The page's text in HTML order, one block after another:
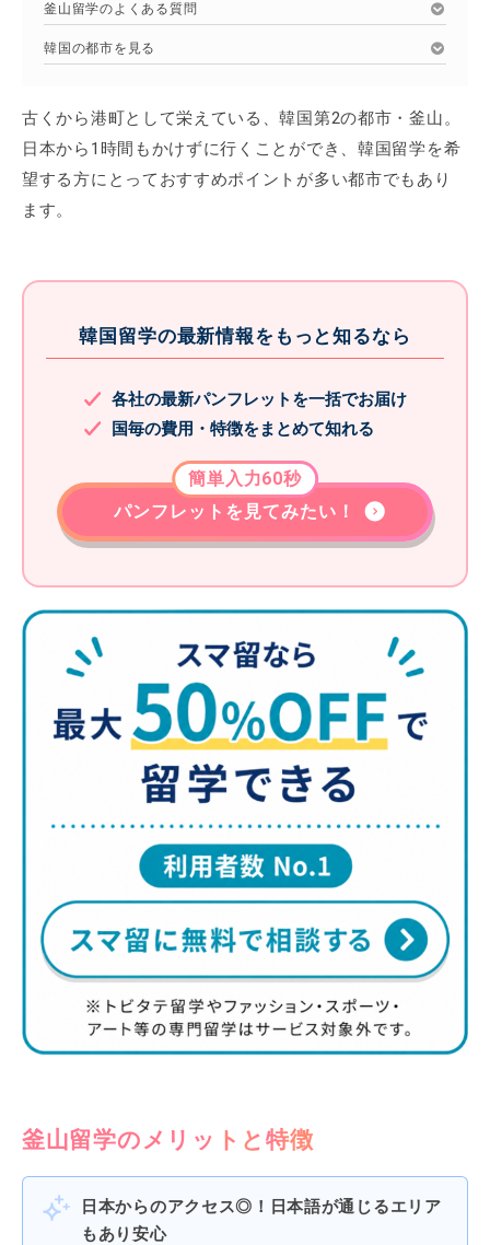
釜山留学のよくある質問
韓国の都市を見る
古くから港町として栄えている、韓国第2の都市・釜山。
日本から1時間もかけずに行くことができ、韓国留学を希
望する方にとっておすすめポイントが多い都市でもあり
ます。
韓国留学の最新情報をもっと知るなら
各社の最新パンフレットを一括でお届け
国毎の費用・特徴をまとめて知れる
パンフレットを見てみたい！
簡単入力60秒
釜山留学のメリットと特徴
日本からのアクセス◎！日本語が通じるエリア
もあり安心